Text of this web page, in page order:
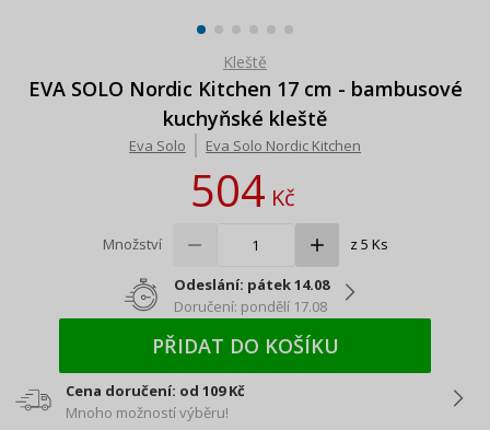
Kleště
EVA SOLO Nordic Kitchen 17 cm - bambusové
kuchyňské kleště
Eva Solo Eva Solo Nordic Kitchen
504Kč
Množství z 5 Ks
Odeslání: pátek 14.08
Doručení: pondělí 17.08
PŘIDAT DO KOŠÍKU
Cena doručení: od 109 Kč
Mnoho možností výběru!